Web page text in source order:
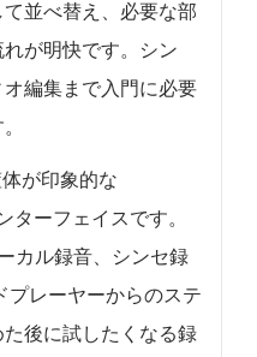
並べ替え、必要な部
が明快です。シン
編集まで入門に必要
が印象的な
ターフェイスです。
カル録音、シンセ録
プレーヤーからのステ
後に試したくなる録